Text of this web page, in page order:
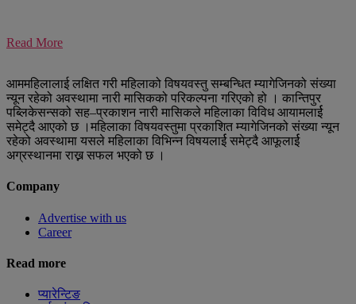
Read More
आममहिलालाई लक्षित गरी महिलाको विषयवस्तु सम्बन्धित म्यागेजिनको संख्या
न्यून रहेको अवस्थामा नारी मासिकको परिकल्पना गरिएको हो । कान्तिपुर
पब्लिकेसन्सको सह–प्रकाशन नारी मासिकले महिलाका विविध आयामलार्ई
समेट्दै आएको छ ।महिलाका विषयवस्तुमा प्रकाशित म्यागेजिनको संख्या न्यून
रहेको अवस्थामा यसले महिलाका विभिन्न विषयलार्ई समेट्दै आफूलार्ई
अग्रस्थानमा राख्न सफल भएको छ ।
Company
Advertise with us
Career
Read more
प्यारेन्टिङ